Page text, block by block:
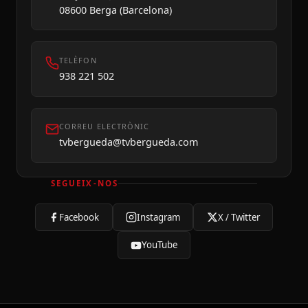
08600 Berga (Barcelona)
TELÈFON
938 221 502
CORREU ELECTRÒNIC
tvbergueda@tvbergueda.com
SEGUEIX-NOS
Facebook Instagram X / Twitter
YouTube